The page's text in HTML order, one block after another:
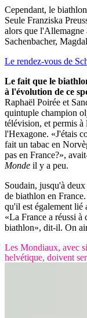
Cependant, le
Seule Franziska
alors que l'Allemagne
Sachenbacher,
Le rendez-vous de
Le fait que le
à l'évolution de ce
Raphaël Poirée et
quintuple champion
télévision, et permis
l'Hexagone. «J'étais
fait un tabac en
pas en France?»,
Monde il y a peu.
Soudain, jusqu'à
de biathlon en
qu'il est également lié
«La France a réussi à
biathlon», dit-il. On
Les Mondiaux, avec
helvétique, doivent